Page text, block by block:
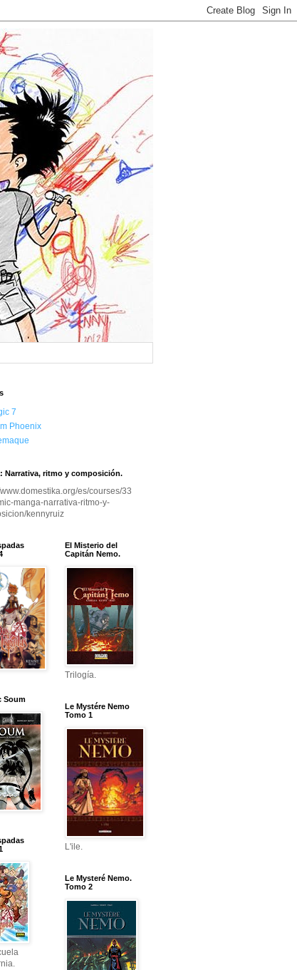
7
Phoenix
Narrativa, ritmo y composición.
www.domestika.org/es/courses/33
manga-narrativa-ritmo-y-
kennyruiz
Soum
El Misterio del
Capitán Nemo.
Trilogía.
Le Mystére Nemo
Tomo 1
L'ile.
Le Mysteré Nemo.
Tomo 2